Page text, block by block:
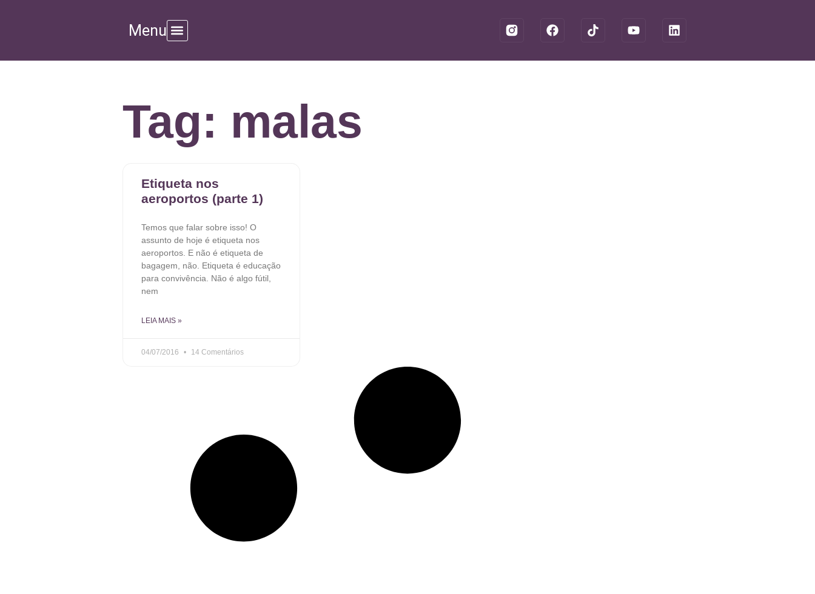
Menu
Tag: malas
Etiqueta nos
aeroportos (parte 1)
Temos que falar sobre isso! O
assunto de hoje é etiqueta nos
aeroportos. E não é etiqueta de
bagagem, não. Etiqueta é educação
para convivência. Não é algo fútil,
nem
LEIA MAIS »
04/07/2016 14 Comentários